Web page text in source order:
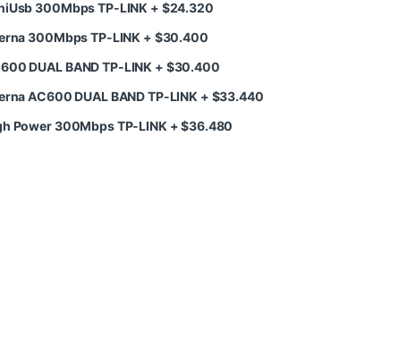
300Mbps TP-LINK + $24.320
300Mbps TP-LINK + $30.400
DUAL BAND TP-LINK + $30.400
AC600 DUAL BAND TP-LINK + $33.440
Power 300Mbps TP-LINK +$36.480